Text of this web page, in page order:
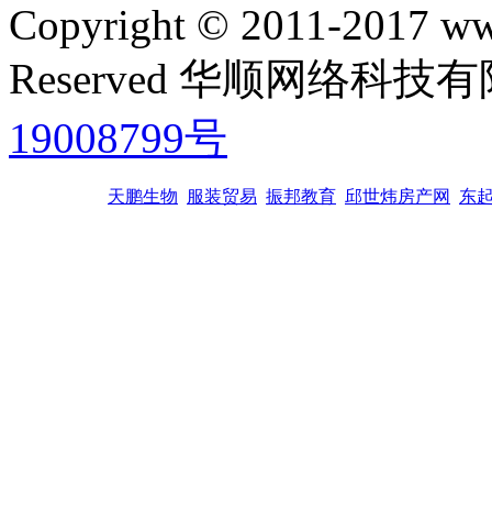
Copyright © 2011-2017
Reserved 华顺网络科技
19008799号
天鹏生物 服装贸易 振邦教育 邱世炜房产网 东